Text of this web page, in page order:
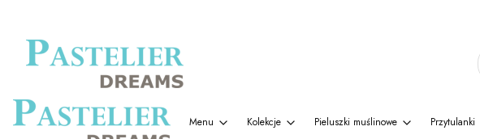
Menu Kolekcje Pieluszki muślinowe Przytulanki